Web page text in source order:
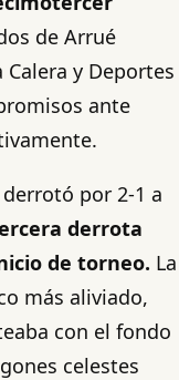
de Arrué
y Deportes
ante
por 2-1 a
derrota
de torneo. La
más aliviado,
con el fondo
celestes